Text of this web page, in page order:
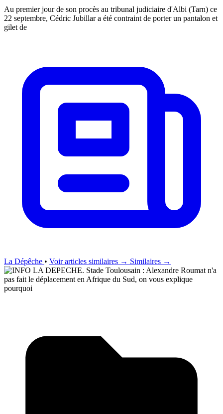
Au premier jour de son procès au tribunal judiciaire d'Albi (Tarn) ce
22 septembre, Cédric Jubillar a été contraint de porter un pantalon et
gilet de
La Dépêche • Voir articles similaires → Similaires →